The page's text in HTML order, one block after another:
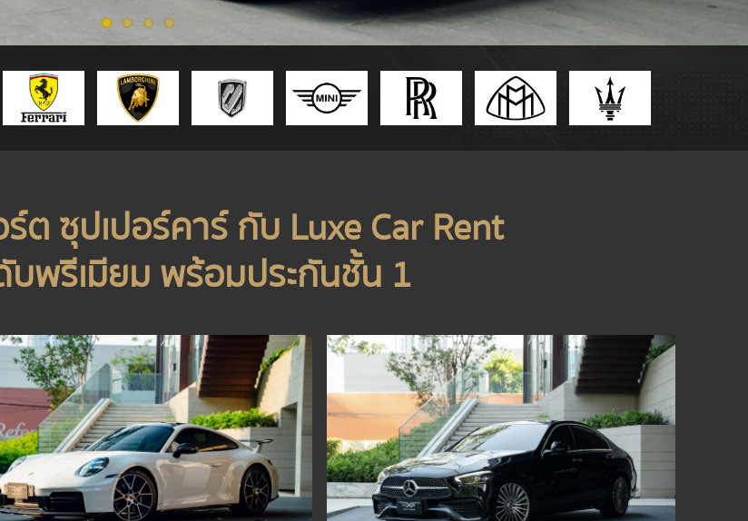
ต ซุปเปอร์คาร์ กับ Luxe Car Rent
บพรีเมียม พร้อมประกันชั้น 1